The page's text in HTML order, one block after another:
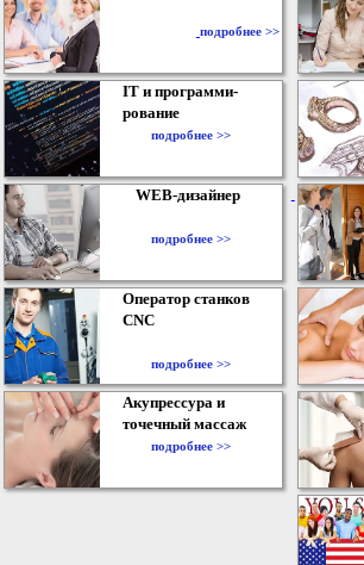
подробнее >>
IT и программи-
рование
подробнее >>
WEB-дизайнер
подробнее >>
Оператор станков
CNC
подробнее >>
Акупрессура и
точечный массаж
подробнее >>